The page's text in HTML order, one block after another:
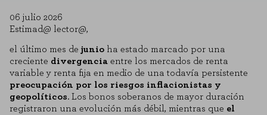
06 julio 2026
Estimad@ lector@,
el último mes de junio ha estado marcado por una
creciente divergencia entre los mercados de renta
variable y renta fija en medio de una todavía persistente
preocupación por los riesgos inflacionistas y
geopolíticos. Los bonos soberanos de mayor duración
registraron una evolución más débil, mientras que el